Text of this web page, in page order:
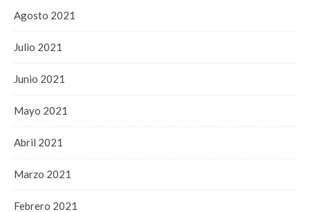
Agosto 2021
Julio 2021
Junio 2021
Mayo 2021
Abril 2021
Marzo 2021
Febrero 2021